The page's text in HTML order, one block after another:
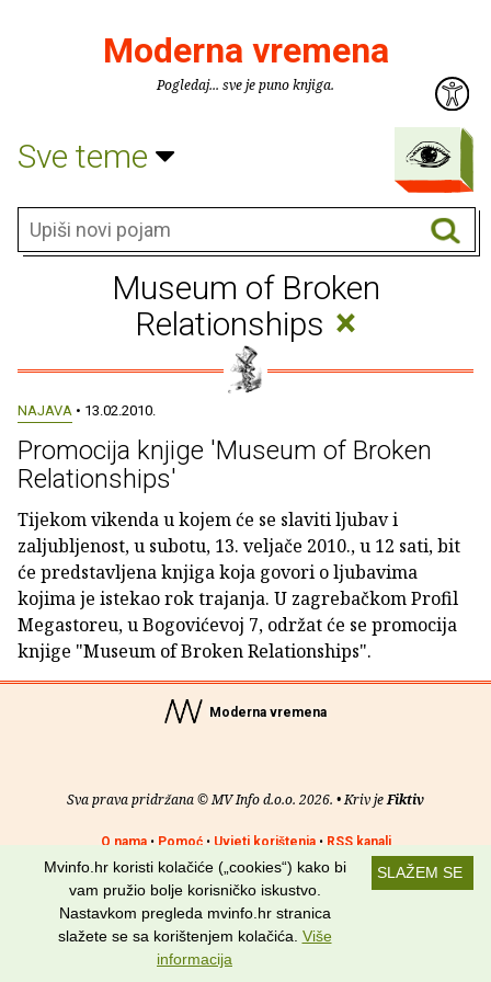
Moderna vremena
Pogledaj... sve je puno knjiga.
Sve teme
Museum of Broken
Relationships ×
NAJAVA • 13.02.2010.
Promocija knjige 'Museum of Broken
Relationships'
Tijekom vikenda u kojem će se slaviti ljubav i
zaljubljenost, u subotu, 13. veljače 2010., u 12 sati, bit
će predstavljena knjiga koja govori o ljubavima
kojima je istekao rok trajanja. U zagrebačkom Profil
Megastoreu, u Bogovićevoj 7, održat će se promocija
knjige "Museum of Broken Relationships".
Moderna vremena
Sva prava pridržana © MV Info d.o.o. 2026. • Kriv jeFiktiv
O nama• Pomoć• Uvjeti korištenja• RSS kanali
Potraži nas na:
SLAŽEM SE
Mvinfo.hr koristi kolačiće („cookies“) kako bi
vam pružio bolje korisničko iskustvo.
Nastavkom pregleda mvinfo.hr stranica
slažete se sa korištenjem kolačića. Više
informacija